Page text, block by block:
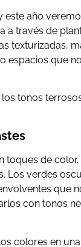
año
a través de
texturizadas,
espacios que
tonos
toques de
Los verdes
que
con tonos
colores en